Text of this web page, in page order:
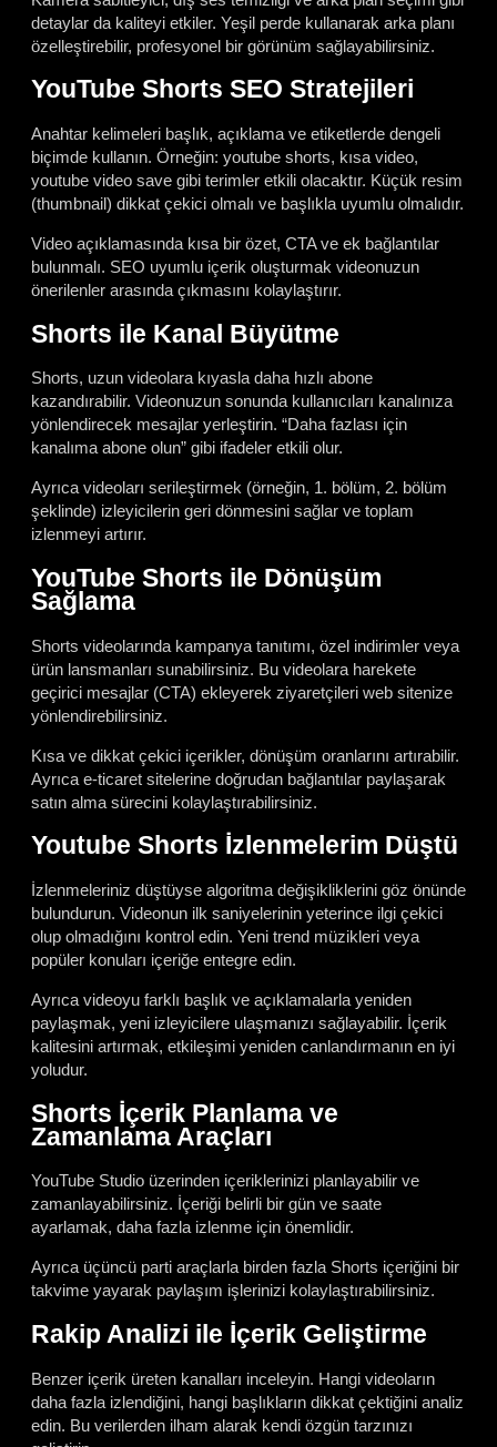
detaylar da kaliteyi etkiler. Yeşil perde kullanarak arka planı
özelleştirebilir, profesyonel bir görünüm sağlayabilirsiniz.
YouTube Shorts SEO Stratejileri
Anahtar kelimeleri başlık, açıklama ve etiketlerde dengeli
biçimde kullanın. Örneğin: youtube shorts, kısa video,
youtube video save gibi terimler etkili olacaktır. Küçük resim
(thumbnail) dikkat çekici olmalı ve başlıkla uyumlu olmalıdır.
Video açıklamasında kısa bir özet, CTA ve ek bağlantılar
bulunmalı. SEO uyumlu içerik oluşturmak videonuzun
önerilenler arasında çıkmasını kolaylaştırır.
Shorts ile Kanal Büyütme
Shorts, uzun videolara kıyasla daha hızlı abone
kazandırabilir. Videonuzun sonunda kullanıcıları kanalınıza
yönlendirecek mesajlar yerleştirin. “Daha fazlası için
kanalıma abone olun” gibi ifadeler etkili olur.
Ayrıca videoları serileştirmek (örneğin, 1. bölüm, 2. bölüm
şeklinde) izleyicilerin geri dönmesini sağlar ve toplam
izlenmeyi artırır.
YouTube Shorts ile Dönüşüm
Sağlama
Shorts videolarında kampanya tanıtımı, özel indirimler veya
ürün lansmanları sunabilirsiniz. Bu videolara harekete
geçirici mesajlar (CTA) ekleyerek ziyaretçileri web sitenize
yönlendirebilirsiniz.
Kısa ve dikkat çekici içerikler, dönüşüm oranlarını artırabilir.
Ayrıca e-ticaret sitelerine doğrudan bağlantılar paylaşarak
satın alma sürecini kolaylaştırabilirsiniz.
Youtube Shorts İzlenmelerim Düştü
İzlenmeleriniz düştüyse algoritma değişikliklerini göz önünde
bulundurun. Videonun ilk saniyelerinin yeterince ilgi çekici
olup olmadığını kontrol edin. Yeni trend müzikleri veya
popüler konuları içeriğe entegre edin.
Ayrıca videoyu farklı başlık ve açıklamalarla yeniden
paylaşmak, yeni izleyicilere ulaşmanızı sağlayabilir. İçerik
kalitesini artırmak, etkileşimi yeniden canlandırmanın en iyi
yoludur.
Shorts İçerik Planlama ve
Zamanlama Araçları
YouTube Studio üzerinden içeriklerinizi planlayabilir ve
zamanlayabilirsiniz. İçeriği belirli bir gün ve saate
ayarlamak, daha fazla izlenme için önemlidir.
Ayrıca üçüncü parti araçlarla birden fazla Shorts içeriğini bir
takvime yayarak paylaşım işlerinizi kolaylaştırabilirsiniz.
Rakip Analizi ile İçerik Geliştirme
Benzer içerik üreten kanalları inceleyin. Hangi videoların
daha fazla izlendiğini, hangi başlıkların dikkat çektiğini analiz
edin. Bu verilerden ilham alarak kendi özgün tarzınızı